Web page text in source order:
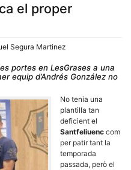
el proper
Segura Martinez
portes en LesGrases a una
equip d’Andrés González no
No tenia una
plantilla tan
deficient el
Santfeliuenc com
per patir tant la
temporada
passada, però el